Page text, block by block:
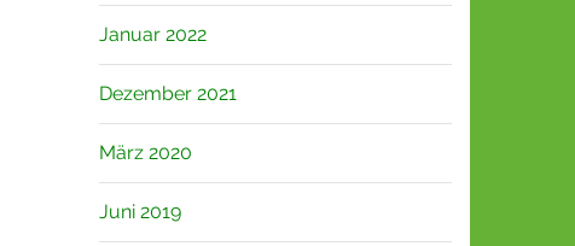
Januar 2022
Dezember 2021
März 2020
Juni 2019